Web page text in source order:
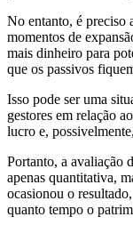
No entanto, é preciso
momentos de
mais dinheiro para
que os passivos
Isso pode ser uma
gestores em relação
lucro e,
Portanto, a avaliação
apenas quantitativa,
ocasionou o
quanto tempo o